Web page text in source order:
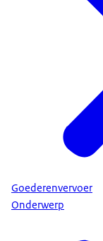
Goederenvervoer
Onderwerp